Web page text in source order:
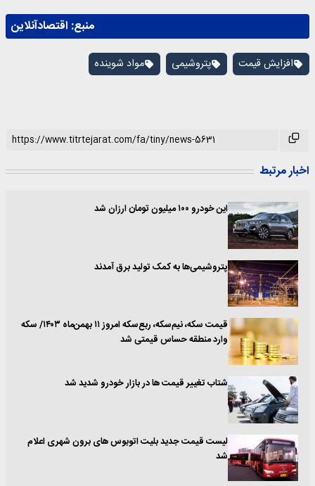
منبع: اقتصادآنلاین
افزایش قیمت پتروشیمی مواد شوینده
اخبار مرتبط
این خودرو ۱۰۰ میلیون تومان ارزان شد
پتروشیمی‌ها به کمک تولید برق آمدند
قیمت سکه، نیم‌سکه، ربع‌سکه امروز ۱۱ بهمن‌ماه ۱۴۰۳/ سکه
وارد منطقه حساس قیمتی شد
شتاب تغییر قیمت ها در بازار خودرو شدید شد
لیست قیمت جدید بلیت اتوبوس های برون شهری اعلام
شد